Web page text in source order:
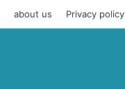
Privacy policy
about us